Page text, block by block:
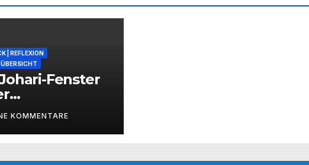
| REFLEXION
Fenster
KOMMENTARE